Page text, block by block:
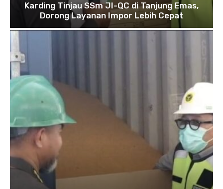
Karding Tinjau SSm JI-QC di Tanjung Emas,
Dorong Layanan Impor Lebih Cepat